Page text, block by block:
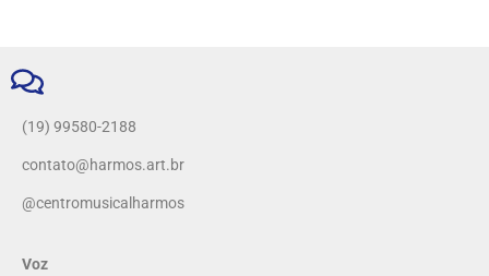
(19) 99580-2188
contato@harmos.art.br
@centromusicalharmos
Voz